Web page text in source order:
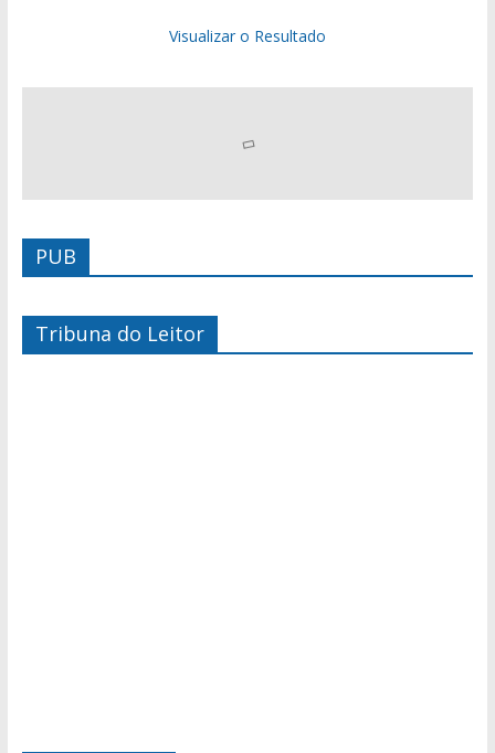
Visualizar o Resultado
PUB
Tribuna do Leitor